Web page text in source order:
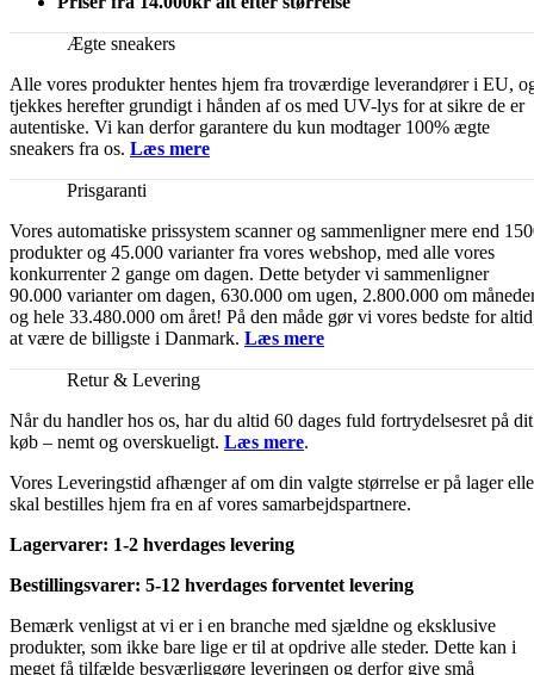
Ægte sneakers
Alle vores produkter hentes hjem fra troværdige leverandører i EU,
tjekkes herefter grundigt i hånden af os med UV-lys for at sikre de er
autentiske. Vi kan derfor garantere du kun modtager 100% ægte
sneakers fra os. Læs mere
Prisgaranti
Vores automatiske prissystem scanner og sammenligner mere end
produkter og 45.000 varianter fra vores webshop, med alle vores
konkurrenter 2 gange om dagen. Dette betyder vi sammenligner
90.000 varianter om dagen, 630.000 om ugen, 2.800.000 om
og hele 33.480.000 om året! På den måde gør vi vores bedste for
at være de billigste i Danmark. Læs mere
Retur & Levering
Når du handler hos os, har du altid 60 dages fuld fortrydelsesret på dit
køb – nemt og overskueligt. Læs mere.
Vores Leveringstid afhænger af om din valgte størrelse er på lager
skal bestilles hjem fra en af vores samarbejdspartnere.
Lagervarer: 1-2 hverdages levering
Bestillingsvarer: 5-12 hverdages forventet levering
Bemærk venligst at vi er i en branche med sjældne og eksklusive
produkter, som ikke bare lige er til at opdrive alle steder. Dette kan i
meget få tilfælde besværliggøre leveringen og derfor give små